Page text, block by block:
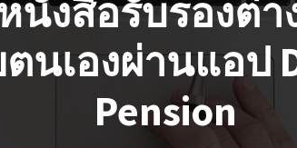
นังสือรับรองต่า
นเองผ่านแอป
Pension